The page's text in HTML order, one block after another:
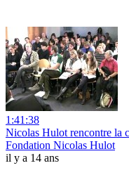
1:41:38
Nicolas Hulot rencontre la
Fondation Nicolas Hulot
il y a 14 ans